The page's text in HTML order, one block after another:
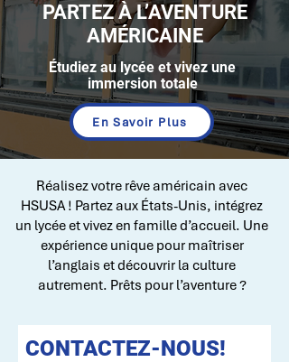
PARTEZ À L’AVENTURE
AMÉRICAINE
Étudiez au lycée et vivez une
immersion totale
En Savoir Plus
Réalisez votre rêve américain avec
HSUSA ! Partez aux États-Unis, intégrez
un lycée et vivez en famille d’accueil. Une
expérience unique pour maîtriser
l’anglais et découvrir la culture
autrement. Prêts pour l’aventure ?
CONTACTEZ-NOUS!